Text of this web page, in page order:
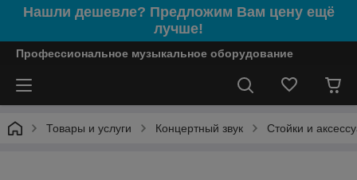
Нашли дешевле? Предложим Вам цену ещё
лучше!
Профессиональное музыкальное оборудование
Товары и услуги Концертный звук Стойки и